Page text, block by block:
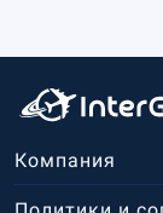
Компания